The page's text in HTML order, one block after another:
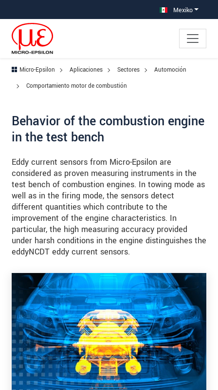
Saltar directamente a la navegación principal Mexiko
Micro-Epsilon Aplicaciones Sectores
Automoción
Comportamiento motor de combustión
Behavior of the combustion engine
in the test bench
Eddy current sensors from Micro-Epsilon are
considered as proven measuring instruments in the
test bench of combustion engines. In towing mode as
well as in the firing mode, the sensors detect
different quantities which contribute to the
improvement of the engine characteristics. In
particular, the high measuring accuracy provided
under harsh conditions in the engine distinguishes the
eddyNCDT eddy current sensors.